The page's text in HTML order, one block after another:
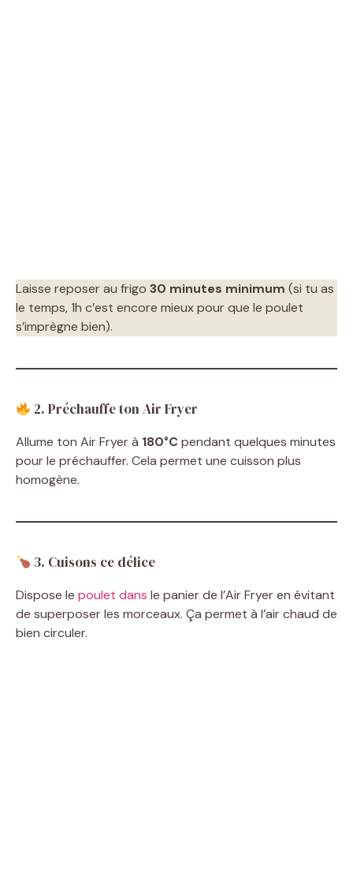
Laisse reposer au frigo 30 minutes minimum (si tu as
le temps, 1h c’est encore mieux pour que le poulet
s’imprègne bien).
2. Préchauffe ton Air Fryer
Allume ton Air Fryer à 180°Cpendant quelques minutes
pour le préchauffer. Cela permet une cuisson plus
homogène.
3. Cuisons ce délice
Dispose le poulet dans le panier de l’Air Fryer en évitant
de superposer les morceaux. Ça permet à l’air chaud de
bien circuler.